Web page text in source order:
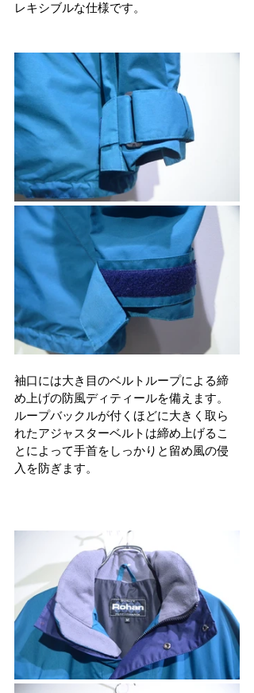
レキシブルな仕様です。
袖口には大き目のベルトループによる締
め上げの防風ディティールを備えます。
ループバックルが付くほどに大きく取ら
れたアジャスターベルトは締め上げるこ
とによって手首をしっかりと留め風の侵
入を防ぎます。